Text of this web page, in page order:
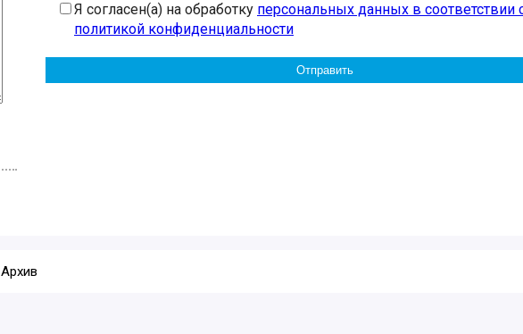
Я согласен(а) на обработку персональных данных в соответствии
политикой конфиденциальности
Архив